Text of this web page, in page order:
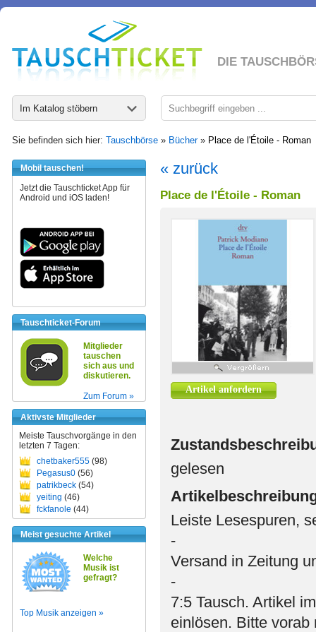
DIE
Im Katalog stöbern
Sie befinden sich hier: Tauschbörse » Bücher» Place de l'Étoile - Roman
Mobil tauschen!
Jetzt die Tauschticket App für
Android und iOS laden!
Tauschticket-Forum
Mitglieder
tauschen
sich aus und
diskutieren.
Zum Forum »
Aktivste Mitglieder
Meiste Tauschvorgänge in den
letzten 7 Tagen:
chetbaker555 (98)
Pegasus0 (56)
patrikbeck (54)
yeiting (46)
fckfanole (44)
Meist gesuchte Artikel
Welche
Musik ist
gefragt?
Top Musik anzeigen »
« zurück
Place de l'Étoile - Roman
Artikel anfordern
gelesen
Leiste Lesespuren,
-
Versand in Zeitung
-
7:5 Tausch. Artikel
einlösen. Bitte vorab